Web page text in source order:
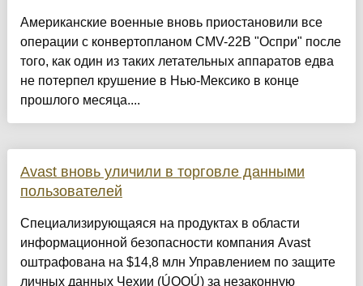
Американские военные вновь приостановили все
операции с конвертопланом CMV-22B "Оспри" после
того, как один из таких летательных аппаратов едва
не потерпел крушение в Нью-Мексико в конце
прошлого месяца....
Avast вновь уличили в торговле данными
пользователей
Специализирующаяся на продуктах в области
информационной безопасности компания Avast
оштрафована на $14,8 млн Управлением по защите
личных данных Чехии (ÚOOÚ) за незаконную